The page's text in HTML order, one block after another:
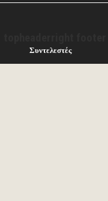
Συντελεστές